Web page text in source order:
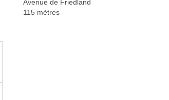
Avenue de Friedland
115 mètres